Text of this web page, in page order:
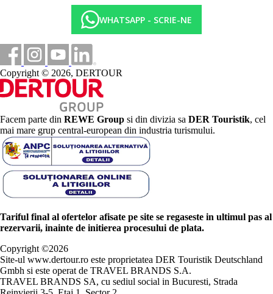
WHATSAPP - SCRIE-NE
Copyright © 2026, DERTOUR
Facem parte din REWE Group si din divizia sa DER Touristik, cel
mai mare grup central-european din industria turismului.
Tariful final al ofertelor afisate pe site se regaseste in ultimul pas al
rezervarii, inainte de initierea procesului de plata.
Copyright ©2026
Site-ul www.dertour.ro este proprietatea DER Touristik Deutschland
Gmbh si este operat de TRAVEL BRANDS S.A.
TRAVEL BRANDS SA, cu sediul social in Bucuresti, Strada